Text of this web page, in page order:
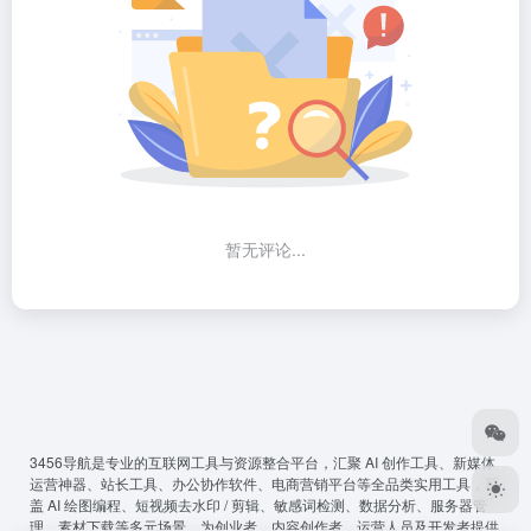
暂无评论...
3456导航是专业的互联网工具与资源整合平台，汇聚 AI 创作工具、新媒体
运营神器、站长工具、办公协作软件、电商营销平台等全品类实用工具，覆
盖 AI 绘图编程、短视频去水印 / 剪辑、敏感词检测、数据分析、服务器管
理、素材下载等多元场景，为创业者、内容创作者、运营人员及开发者提供